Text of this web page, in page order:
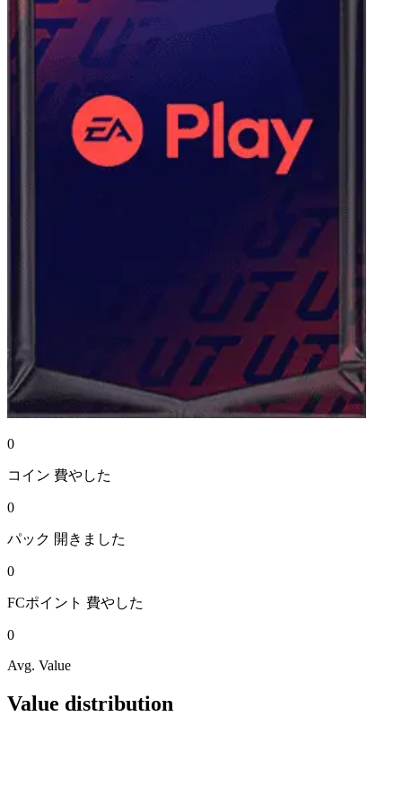
0
コイン 費やした
0
パック 開きました
0
FCポイント 費やした
0
Avg. Value
Value distribution